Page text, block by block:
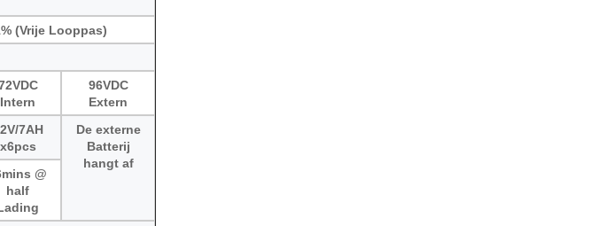
(Vrije Looppas)
Intern
96VDC
Extern
7AH
x6pcs
De externe
Batterij
hangt af
@
half